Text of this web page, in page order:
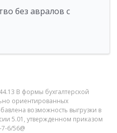
без авралов с
В формы бухгалтерской
ориентированных
возможность выгрузки в
5.01, утвержденном приказом
6/56@